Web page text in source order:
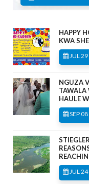
HAPPY
KWA
JUL
NGUZA
TAWALA
HAULE
SEP
JUL